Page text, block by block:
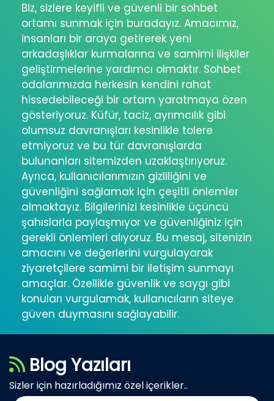
Biz, sizlere keyifli ve güvenli bir sohbet
ortamı sunmak için buradayız. Amacımız,
insanları bir araya getirerek yeni
arkadaşlıklar kurmalarına ve samimi ilişkiler
geliştirmelerine yardımcı olmaktır. Sohbet
odalarımızda herkesin kendini rahat
hissedebileceği bir ortam yaratmaya özen
gösteriyoruz. Küfür, taciz, ayrımcılık gibi
olumsuz davranışları kesinlikle tolere
etmiyoruz ve bu tür davranışlarda
bulunanları sitemizden uzaklaştırıyoruz.
Ayrıca, kullanıcılarımızın gizliliğini ve
güvenliğini sağlamak için çeşitli önlemler
almaktayız. Bilgilerinizi kesinlikle üçüncü
şahıslarla paylaşmıyor ve güvenliğiniz için
gerekli önlemleri alıyoruz. Bu mesaj, sitenizin
amacını ve değerlerini vurgulayarak
ziyaretçilere samimi bir iletişim sunmayı
amaçlar. Özellikle güvenlik ve saygı gibi
konuları vurgulamak, kullanıcıların siteye
güven duymasını sağlayabilir.
Blog Yazıları
Sizler için hazırladığımız özel içerikler..